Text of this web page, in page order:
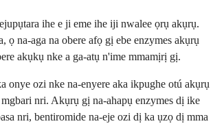
ihe e ji eme ihe iji nwalee ọrụ akụrụ.
ọ na-aga na obere afọ gị ebe enzymes akụrụ
akụkụ nke a ga-atụ n'ime mmamịrị gị.
onye ozi nke na-enyere aka ikpughe otú akụrụ
nri. Akụrụ gị na-ahapụ enzymes dị ike
nri, bentiromide na-eje ozi dị ka ụzọ dị mma